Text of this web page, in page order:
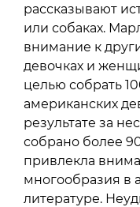
рассказывают
или собаках.
внимание к
девочках и
целью собрать
американских
результате за
собрано более
привлекла
многообразия в
литературе.